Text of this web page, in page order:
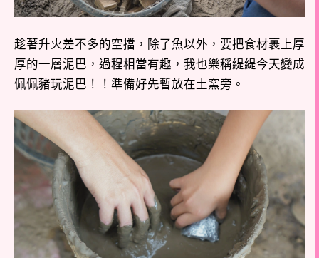
趁著升火差不多的空擋，除了魚以外，要把食材裹上厚
厚的一層泥巴，過程相當有趣，我也樂稱緹緹今天變成
佩佩豬玩泥巴！！準備好先暫放在土窯旁。